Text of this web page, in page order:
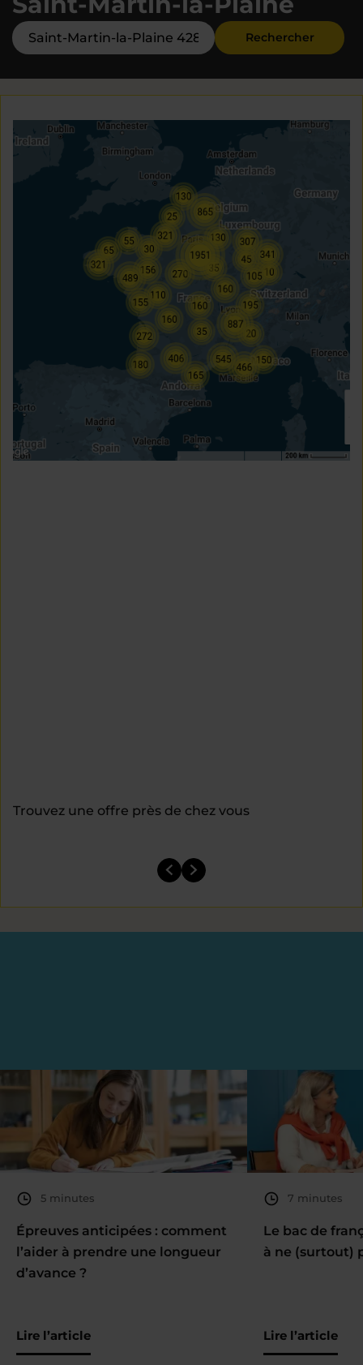
Rechercher
Trouvez une offre près de chez vous
5 minutes
Épreuves anticipées : comment
l’aider à prendre une longueur
d’avance ?
Lire l’article
7 minutes
Le bac de
à ne (surtout)
Lire l’article